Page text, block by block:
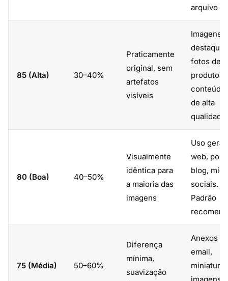
arquivo
85 (Alta) 30–40%
Praticamente
original, sem
artefatos
visíveis
Imagens
destaque,
fotos de
produtos,
conteúdo
de alta
qualidade
80 (Boa) 40–50%
Visualmente
idêntica para
a maioria das
imagens
Uso geral
web,
blog,
sociais.
Padrão
75 (Média) 50–60%
Diferença
mínima,
suavização
Anexos
email,